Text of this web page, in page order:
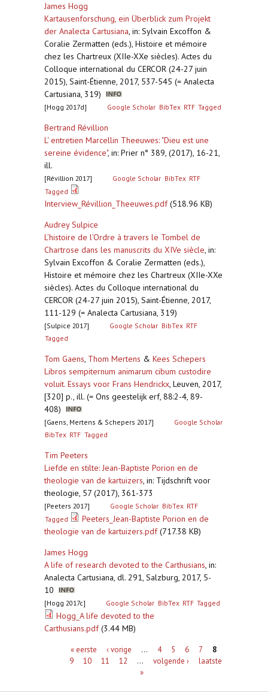
James Hogg
Kartausenforschung, ein Überblick zum Projekt
der Analecta Cartusiana, in: Sylvain Excoffon &
Coralie Zermatten (eds.), Histoire et mémoire
chez les Chartreux (XIIe-XXe siècles). Actes du
Colloque international du CERCOR (24-27 juin
2015), Saint-Étienne, 2017, 537-545 (= Analecta
Cartusiana, 319)
[Hogg 2017d] Google Scholar BibTex RTF Tagged
Bertrand Révillion
L' entretien Marcellin Theeuwes: "Dieu est une
sereine évidence", in: Prier n° 389, (2017), 16-21,
ill.
[Révillion 2017] Google Scholar BibTex RTF
Tagged
Interview_Révillion_Theeuwes.pdf(518.96 KB)
Audrey Sulpice
L’histoire de l’Ordre à travers le Tombel de
Chartrose dans les manuscrits du XIVe siècle, in:
Sylvain Excoffon & Coralie Zermatten (eds.),
Histoire et mémoire chez les Chartreux (XIIe-XXe
siècles). Actes du Colloque international du
CERCOR (24-27 juin 2015), Saint-Étienne, 2017,
111-129 (= Analecta Cartusiana, 319)
[Sulpice 2017] Google Scholar BibTex RTF
Tagged
Tom Gaens, Thom Mertens & Kees Schepers
Libros sempiternum animarum cibum custodire
voluit. Essays voor Frans Hendrickx, Leuven, 2017,
[320] p., ill. (= Ons geestelijk erf, 88:2-4, 89-
408)
[Gaens, Mertens & Schepers 2017]
Google Scholar
BibTex RTF Tagged
Tim Peeters
Liefde en stilte: Jean-Baptiste Porion en de
theologie van de kartuizers, in: Tijdschrift voor
theologie, 57 (2017), 361-373
[Peeters 2017] Google Scholar BibTex RTF
Tagged
Peeters_Jean-Baptiste Porion en de
theologie van de kartuizers.pdf(717.38 KB)
James Hogg
A life of research devoted to the Carthusians, in:
Analecta Cartusiana, dl. 291, Salzburg, 2017, 5-
10
[Hogg 2017c] Google Scholar BibTex RTF Tagged
Hogg_A life devoted to the
Carthusians.pdf(3.44 MB)
Pagina's« eerste ‹ vorige … 4 5 6 7
8
9
10 11 12 … volgende ›
laatste
»